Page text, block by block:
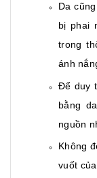
Da
bị phai
trong
ánh
Để duy
bằng
nguồn
Không
vuốt